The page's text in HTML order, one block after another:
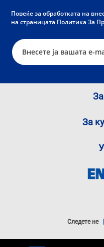
Повеќе за обработката на
на страницата Политика За
За
Следете не